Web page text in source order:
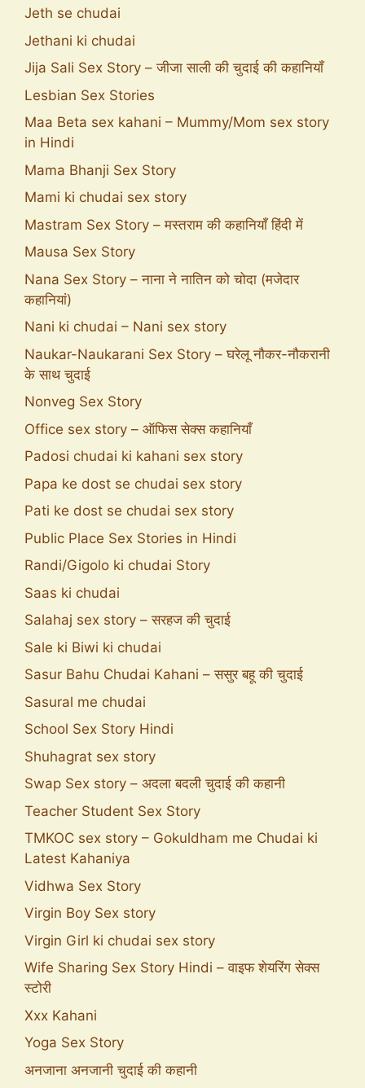
Jeth se chudai
Jethani ki chudai
Jija Sali Sex Story – जीजा साली की चुदाई की कहानियाँ
Lesbian Sex Stories
Maa Beta sex kahani – Mummy/Mom sex story
in Hindi
Mama Bhanji Sex Story
Mami ki chudai sex story
Mastram Sex Story – मस्तराम की कहानियाँ हिंदी में
Mausa Sex Story
Nana Sex Story – नाना ने नातिन को चोदा (मजेदार
कहानियां)
Nani ki chudai – Nani sex story
Naukar-Naukarani Sex Story – घरेलू नौकर-नौकरानी
के साथ चुदाई
Nonveg Sex Story
Office sex story – ऑफिस सेक्स कहानियाँ
Padosi chudai ki kahani sex story
Papa ke dost se chudai sex story
Pati ke dost se chudai sex story
Public Place Sex Stories in Hindi
Randi/Gigolo ki chudai Story
Saas ki chudai
Salahaj sex story – सरहज की चुदाई
Sale ki Biwi ki chudai
Sasur Bahu Chudai Kahani – ससुर बहू की चुदाई
Sasural me chudai
School Sex Story Hindi
Shuhagrat sex story
Swap Sex story – अदला बदली चुदाई की कहानी
Teacher Student Sex Story
TMKOC sex story – Gokuldham me Chudai ki
Latest Kahaniya
Vidhwa Sex Story
Virgin Boy Sex story
Virgin Girl ki chudai sex story
Wife Sharing Sex Story Hindi – वाइफ शेयरिंग सेक्स
स्टोरी
Xxx Kahani
Yoga Sex Story
अनजाना अनजानी चुदाई की कहानी